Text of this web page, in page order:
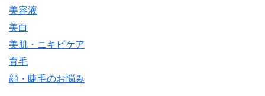
美容液
美白
美肌・ニキビケア
育毛
顔・睫毛のお悩み